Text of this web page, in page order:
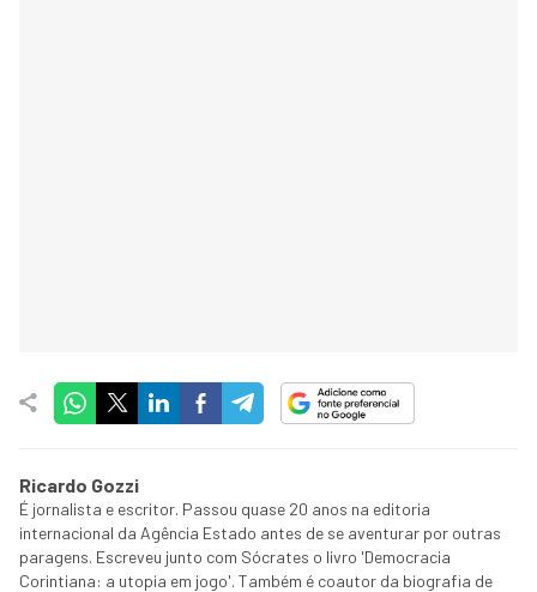
Ricardo Gozzi
É jornalista e escritor. Passou quase 20 anos na editoria
internacional da Agência Estado antes de se aventurar por outras
paragens. Escreveu junto com Sócrates o livro 'Democracia
Corintiana: a utopia em jogo'. Também é coautor da biografia de